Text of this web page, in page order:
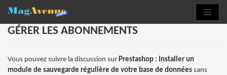
Aller
contenu
GÉRER LES ABONNEMENTS
Vous pouvez suivre la discussion sur Prestashop : Installer un
module de sauvegarde régulière de votre base de données sans